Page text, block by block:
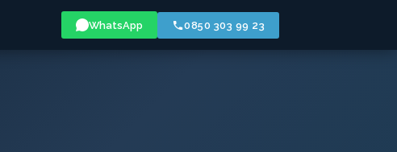
WhatsApp 0850 303 99 23